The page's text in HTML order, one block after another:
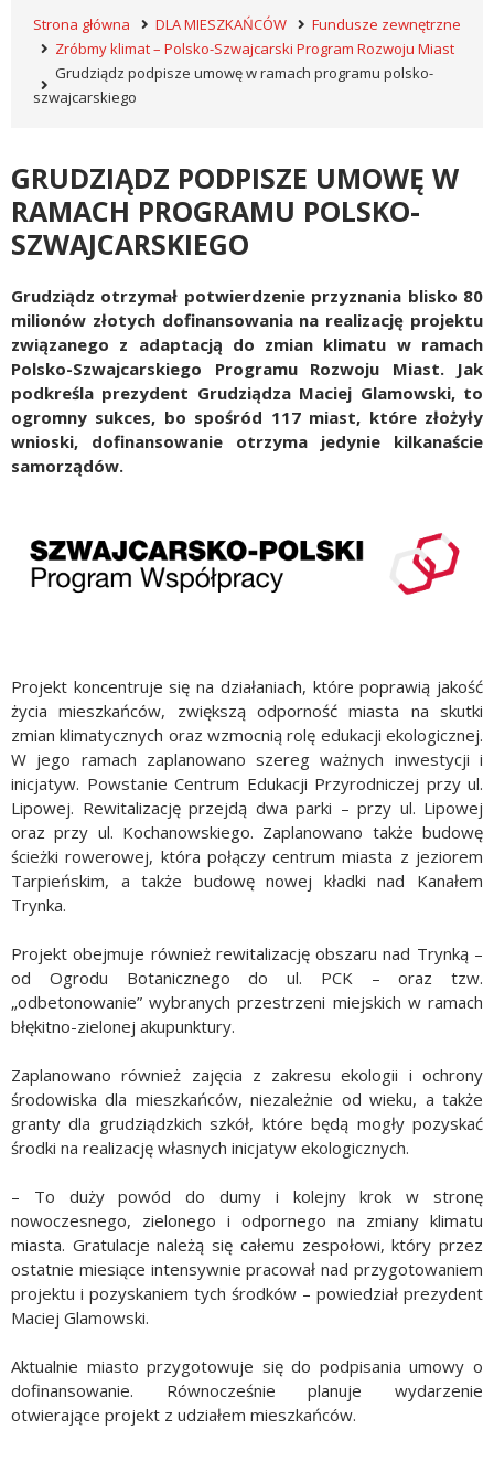
Strona główna DLA MIESZKAŃCÓW
Fundusze zewnętrzne
Zróbmy klimat – Polsko-Szwajcarski Program Rozwoju Miast
Grudziądz podpisze umowę w ramach programu polsko-
szwajcarskiego
GRUDZIĄDZ PODPISZE UMOWĘ W
RAMACH PROGRAMU POLSKO-
SZWAJCARSKIEGO
Grudziądz otrzymał potwierdzenie przyznania blisko 80
milionów złotych dofinansowania na realizację projektu
związanego z adaptacją do zmian klimatu w ramach
Polsko-Szwajcarskiego Programu Rozwoju Miast. Jak
podkreśla prezydent Grudziądza Maciej Glamowski, to
ogromny sukces, bo spośród 117 miast, które złożyły
wnioski, dofinansowanie otrzyma jedynie kilkanaście
samorządów.
Projekt koncentruje się na działaniach, które poprawią jakość
życia mieszkańców, zwiększą odporność miasta na skutki
zmian klimatycznych oraz wzmocnią rolę edukacji ekologicznej.
W jego ramach zaplanowano szereg ważnych inwestycji i
inicjatyw. Powstanie Centrum Edukacji Przyrodniczej przy ul.
Lipowej. Rewitalizację przejdą dwa parki – przy ul. Lipowej
oraz przy ul. Kochanowskiego. Zaplanowano także budowę
ścieżki rowerowej, która połączy centrum miasta z jeziorem
Tarpieńskim, a także budowę nowej kładki nad Kanałem
Trynka.
Projekt obejmuje również rewitalizację obszaru nad Trynką –
od Ogrodu Botanicznego do ul. PCK – oraz tzw.
„odbetonowanie” wybranych przestrzeni miejskich w ramach
błękitno-zielonej akupunktury.
Zaplanowano również zajęcia z zakresu ekologii i ochrony
środowiska dla mieszkańców, niezależnie od wieku, a także
granty dla grudziądzkich szkół, które będą mogły pozyskać
środki na realizację własnych inicjatyw ekologicznych.
– To duży powód do dumy i kolejny krok w stronę
nowoczesnego, zielonego i odpornego na zmiany klimatu
miasta. Gratulacje należą się całemu zespołowi, który przez
ostatnie miesiące intensywnie pracował nad przygotowaniem
projektu i pozyskaniem tych środków – powiedział prezydent
Maciej Glamowski.
Aktualnie miasto przygotowuje się do podpisania umowy o
dofinansowanie. Równocześnie planuje wydarzenie
otwierające projekt z udziałem mieszkańców.